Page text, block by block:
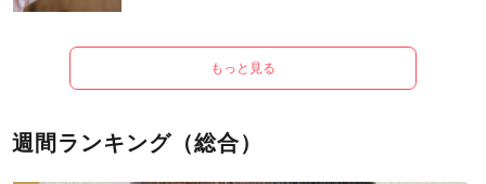
もっと見る
週間ランキング（総合）